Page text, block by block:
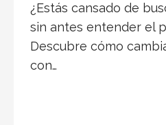
¿Estás cansado de
sin antes entender el
Descubre cómo
con…